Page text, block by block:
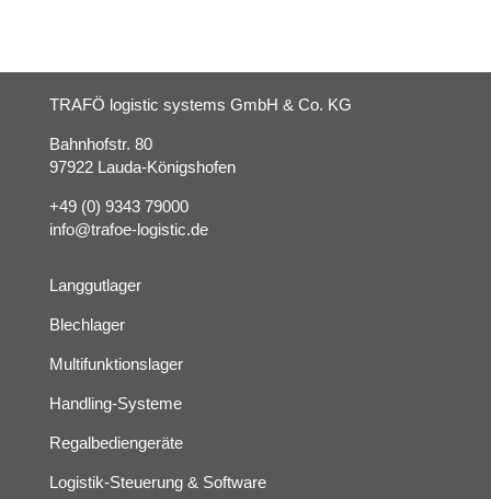
TRAFÖ logistic systems GmbH & Co. KG
Bahnhofstr. 80
97922 Lauda-Königshofen
+49 (0) 9343 79000
info@trafoe-logistic.de
Langgutlager
Blechlager
Multifunktionslager
Handling-Systeme
Regalbediengeräte
Logistik-Steuerung & Software